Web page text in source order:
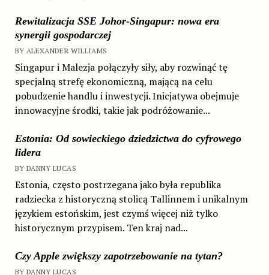
Rewitalizacja SSE Johor-Singapur: nowa era
synergii gospodarczej
BY ALEXANDER WILLIAMS
Singapur i Malezja połączyły siły, aby rozwinąć tę
specjalną strefę ekonomiczną, mającą na celu
pobudzenie handlu i inwestycji. Inicjatywa obejmuje
innowacyjne środki, takie jak podróżowanie...
Estonia: Od sowieckiego dziedzictwa do cyfrowego
lidera
BY DANNY LUCAS
Estonia, często postrzegana jako była republika
radziecka z historyczną stolicą Tallinnem i unikalnym
językiem estońskim, jest czymś więcej niż tylko
historycznym przypisem. Ten kraj nad...
Czy Apple zwiększy zapotrzebowanie na tytan?
BY DANNY LUCAS